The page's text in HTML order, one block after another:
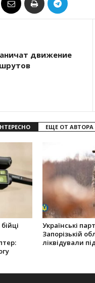
движение
ЕЩЕ ОТ АВТОРА
Українські
Запорізькій
ліквідували